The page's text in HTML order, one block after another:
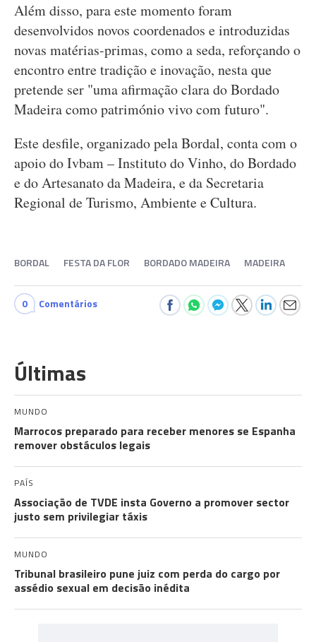
Além disso, para este momento foram
desenvolvidos novos coordenados e introduzidas
novas matérias-primas, como a seda, reforçando o
encontro entre tradição e inovação, nesta que
pretende ser "uma afirmação clara do Bordado
Madeira como património vivo com futuro".
Este desfile, organizado pela Bordal, conta com o
apoio do Ivbam – Instituto do Vinho, do Bordado
e do Artesanato da Madeira, e da Secretaria
Regional de Turismo, Ambiente e Cultura.
BORDAL FESTA DA FLOR BORDADO MADEIRA MADEIRA
0 Comentários
Últimas
MUNDO
Marrocos preparado para receber menores se Espanha
remover obstáculos legais
PAÍS
Associação de TVDE insta Governo a promover sector
justo sem privilegiar táxis
MUNDO
Tribunal brasileiro pune juiz com perda do cargo por
assédio sexual em decisão inédita